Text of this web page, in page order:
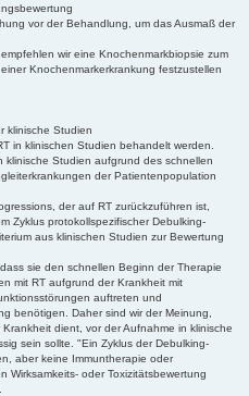
vor der Behandlung, um das Ausmaß der
wir eine Knochenmarkbiopsie zum
Knochenmarkerkrankung festzustellen
klinische Studien
in klinischen Studien behandelt werden.
klinische Studien aufgrund des schnellen
der Patientenpopulation
der auf RT zurückzuführen ist,
Zyklus protokollspezifischer Debulking-
aus klinischen Studien zur Bewertung
sie den schnellen Beginn der Therapie
mit RT aufgrund der Krankheit mit
auftreten und
benötigen. Daher sind wir der Meinung,
dient, vor der Aufnahme in klinische
sein sollte. "Ein Zyklus der Debulking-
aber keine Immuntherapie oder
Wirksamkeits- oder Toxizitätsbewertung